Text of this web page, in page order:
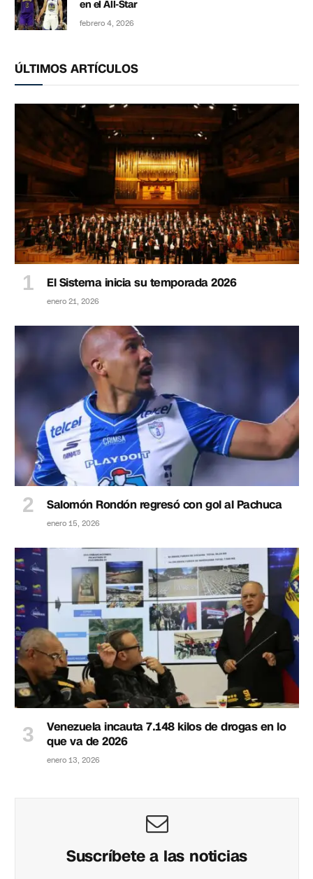
en el All-Star
febrero 4, 2026
ÚLTIMOS ARTÍCULOS
El Sistema inicia su temporada 2026
enero 21, 2026
Salomón Rondón regresó con gol al Pachuca
enero 15, 2026
Venezuela incauta 7.148 kilos de drogas en lo
que va de 2026
enero 13, 2026
Suscríbete a las noticias